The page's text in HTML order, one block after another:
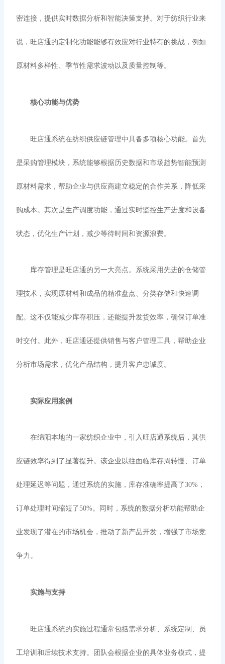
密连接，提供实时数据分析和智能决策支持。对于纺织行业来
说，旺店通的定制化功能能够有效应对行业特有的挑战，例如
原材料多样性、季节性需求波动以及质量控制等。
核心功能与优势
旺店通系统在纺织供应链管理中具备多项核心功能。首先
是采购管理模块，系统能够根据历史数据和市场趋势智能预测
原材料需求，帮助企业与供应商建立稳定的合作关系，降低采
购成本。其次是生产调度功能，通过实时监控生产进度和设备
状态，优化生产计划，减少等待时间和资源浪费。
库存管理是旺店通的另一大亮点。系统采用先进的仓储管
理技术，实现原材料和成品的精准盘点、分类存储和快速调
配。这不仅能减少库存积压，还能提升发货效率，确保订单准
时交付。此外，旺店通还提供销售与客户管理工具，帮助企业
分析市场需求，优化产品结构，提升客户忠诚度。
实际应用案例
在绵阳本地的一家纺织企业中，引入旺店通系统后，其供
应链效率得到了显著提升。该企业以往面临库存周转慢、订单
处理延迟等问题，通过系统的实施，库存准确率提高了30%，
订单处理时间缩短了50%。同时，系统的数据分析功能帮助企
业发现了潜在的市场机会，推动了新产品开发，增强了市场竞
争力。
实施与支持
旺店通系统的实施过程通常包括需求分析、系统定制、员
工培训和后续技术支持。团队会根据企业的具体业务模式，提